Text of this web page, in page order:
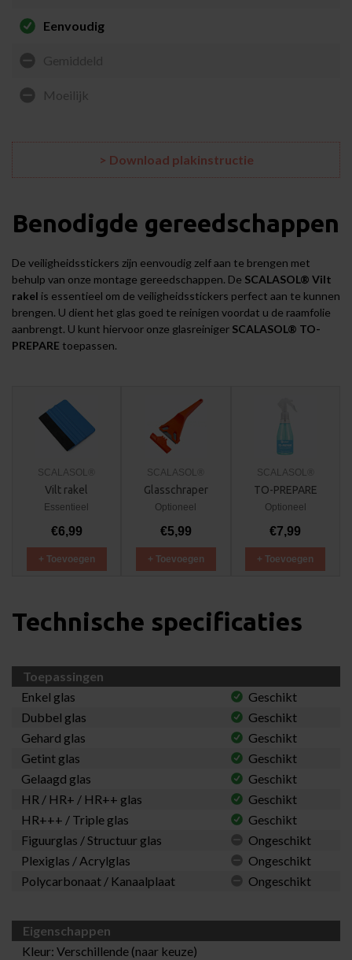
Eenvoudig
Gemiddeld
Moeilijk
> Download plakinstructie
Benodigde gereedschappen
De veiligheidsstickers zijn eenvoudig zelf aan te brengen met
behulp van onze montage gereedschappen. De SCALASOL® Vilt
rakel is essentieel om de veiligheidsstickers perfect aan te kunnen
brengen. U dient het glas goed te reinigen voordat u de raamfolie
aanbrengt. U kunt hiervoor onze glasreiniger SCALASOL® TO-
PREPARE toepassen.
SCALASOL®
Vilt rakel
Essentieel
€6,99
+ Toevoegen
SCALASOL®
Glasschraper
Optioneel
€5,99
+ Toevoegen
SCALASOL®
TO-PREPARE
Optioneel
€7,99
+ Toevoegen
Technische specificaties
Toepassingen
Enkel glas
Geschikt
Dubbel glas
Geschikt
Gehard glas
Geschikt
Getint glas
Geschikt
Gelaagd glas
Geschikt
HR / HR+ / HR++ glas
Geschikt
HR+++ / Triple glas
Geschikt
Figuurglas / Structuur glas
Ongeschikt
Plexiglas / Acrylglas
Ongeschikt
Polycarbonaat / Kanaalplaat
Ongeschikt
Eigenschappen
Kleur: Verschillende (naar keuze)